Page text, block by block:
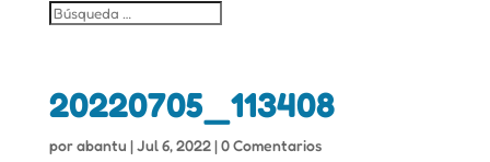
20220705_113408
porabantu |Jul 6, 2022|0 Comentarios